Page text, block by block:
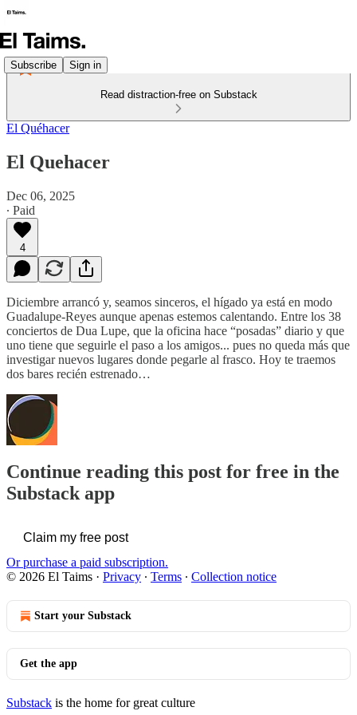
Subscribe Sign in
Read distraction-free on Substack
El Quéhacer
El Quehacer
Dec 06, 2025
∙ Paid
4
Diciembre arrancó y, seamos sinceros, el hígado ya está en modo
Guadalupe-Reyes aunque apenas estemos calentando. Entre los 38
conciertos de Dua Lupe, que la oficina hace “posadas” diario y que
uno tiene que seguirle el paso a los amigos... pues no queda más que
investigar nuevos lugares donde pegarle al frasco. Hoy te traemos
dos bares recién estrenado…
Continue reading this post for free in the
Substack app
Claim my free post
Or purchase a paid subscription.
© 2026 El Taims · Privacy ∙ Terms ∙ Collection notice
Start your Substack
Get the app
Substack is the home for great culture